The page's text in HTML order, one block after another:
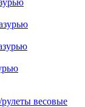
весовые